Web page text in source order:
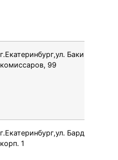
г.Екатеринбург,ул. Бакинских
комиссаров, 99
г.Екатеринбург,ул. Бардина, 11
корп. 1